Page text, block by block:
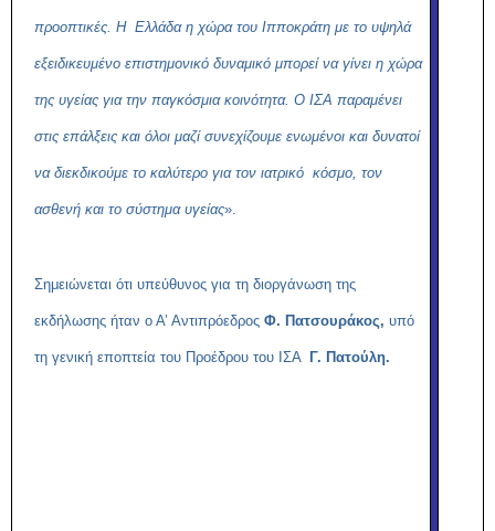
προοπτικές. Η Ελλάδα η χώρα του Ιπποκράτη με το υψηλά
εξειδικευμένο επιστημονικό δυναμικό μπορεί να γίνει η χώρα
της υγείας για την παγκόσμια κοινότητα. Ο ΙΣΑ παραμένει
στις επάλξεις και όλοι μαζί συνεχίζουμε ενωμένοι και δυνατοί
να διεκδικούμε το καλύτερο για τον ιατρικό κόσμο, τον
ασθενή και το σύστημα υγείας».
Σημειώνεται ότι υπεύθυνος για τη διοργάνωση της
εκδήλωσης ήταν ο Α’ Αντιπρόεδρος Φ. Πατσουράκος, υπό
τη γενική εποπτεία του Προέδρου του ΙΣΑ Γ. Πατούλη.